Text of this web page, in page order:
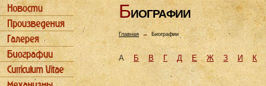
БИОГРАФИИ
Главная→ Биографии
АБ В Г Д Е Ж З И К